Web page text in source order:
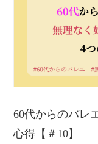
60代からのバレ
心得【＃10】